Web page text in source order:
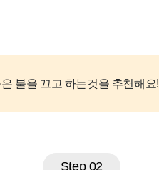
불을 끄고 하는것을 추천해요!
Step 02